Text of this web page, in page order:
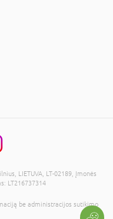
LIETUVA, LT-02189, Įmonės
LT216737314
be administracijos sutikimo